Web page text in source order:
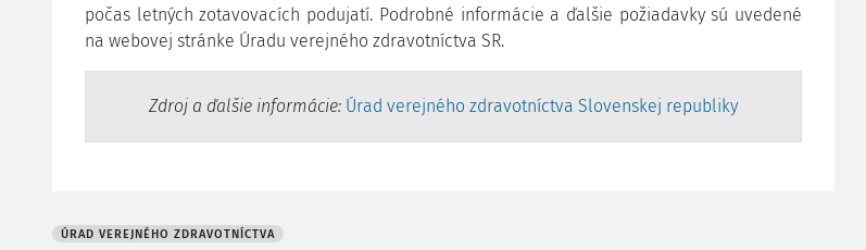
počas letných zotavovacích podujatí. Podrobné informácie a ďalšie požiadavky sú uvedené
na webovej stránke Úradu verejného zdravotníctva SR.
Zdroj a ďalšie informácie: Úrad verejného zdravotníctva Slovenskej republiky
ÚRAD VEREJNÉHO ZDRAVOTNÍCTVA